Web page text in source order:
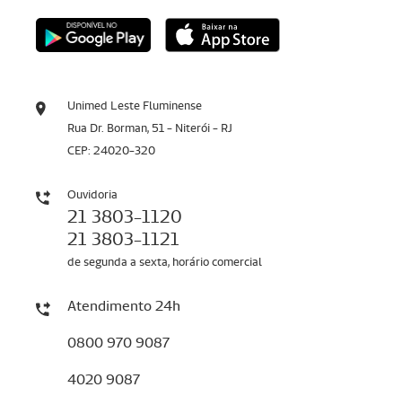
Unimed Leste Fluminense
Rua Dr. Borman, 51 - Niterói - RJ
CEP: 24020-320
Ouvidoria
21 3803-1120
21 3803-1121
de segunda a sexta, horário comercial
Atendimento 24h
0800 970 9087
4020 9087